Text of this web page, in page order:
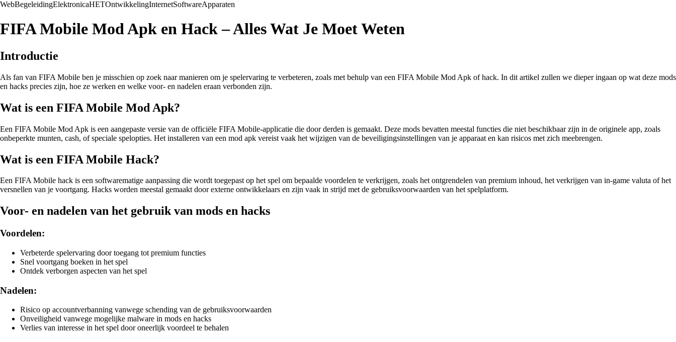
WebBegeleidingElektronicaHETOntwikkelingInternetSoftwareApparaten
FIFA Mobile Mod Apk en Hack – Alles Wat Je Moet Weten
Introductie
Als fan van FIFA Mobile ben je misschien op zoek naar manieren om je spelervaring te verbeteren, zoals met behulp van een FIFA Mobile Mod Apk of hack. In dit artikel zullen we dieper ingaan op wat deze mods
en hacks precies zijn, hoe ze werken en welke voor- en nadelen eraan verbonden zijn.
Wat is een FIFA Mobile Mod Apk?
Een FIFA Mobile Mod Apk is een aangepaste versie van de officiële FIFA Mobile-applicatie die door derden is gemaakt. Deze mods bevatten meestal functies die niet beschikbaar zijn in de originele app, zoals
onbeperkte munten, cash, of speciale spelopties. Het installeren van een mod apk vereist vaak het wijzigen van de beveiligingsinstellingen van je apparaat en kan risicos met zich meebrengen.
Wat is een FIFA Mobile Hack?
Een FIFA Mobile hack is een softwarematige aanpassing die wordt toegepast op het spel om bepaalde voordelen te verkrijgen, zoals het ontgrendelen van premium inhoud, het verkrijgen van in-game valuta of het
versnellen van je voortgang. Hacks worden meestal gemaakt door externe ontwikkelaars en zijn vaak in strijd met de gebruiksvoorwaarden van het spelplatform.
Voor- en nadelen van het gebruik van mods en hacks
Voordelen:
Verbeterde spelervaring door toegang tot premium functies
Snel voortgang boeken in het spel
Ontdek verborgen aspecten van het spel
Nadelen:
Risico op accountverbanning vanwege schending van de gebruiksvoorwaarden
Onveiligheid vanwege mogelijke malware in mods en hacks
Verlies van interesse in het spel door oneerlijk voordeel te behalen